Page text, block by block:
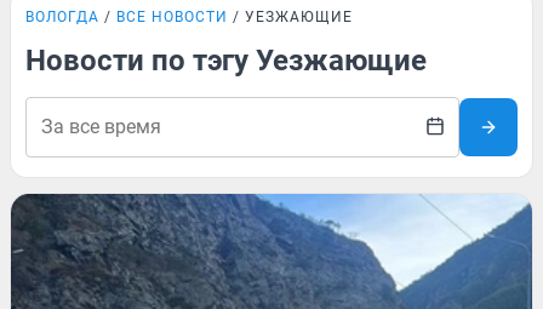
ВОЛОГДА ВСЕ НОВОСТИ УЕЗЖАЮЩИЕ
Новости по тэгу Уезжающие